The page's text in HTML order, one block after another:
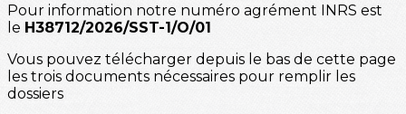
Pour information notre numéro agrément INRS est
le H38712/2026/SST-1/O/01
Vous pouvez télécharger depuis le bas de cette page
les trois documents nécessaires pour remplir les
dossiers